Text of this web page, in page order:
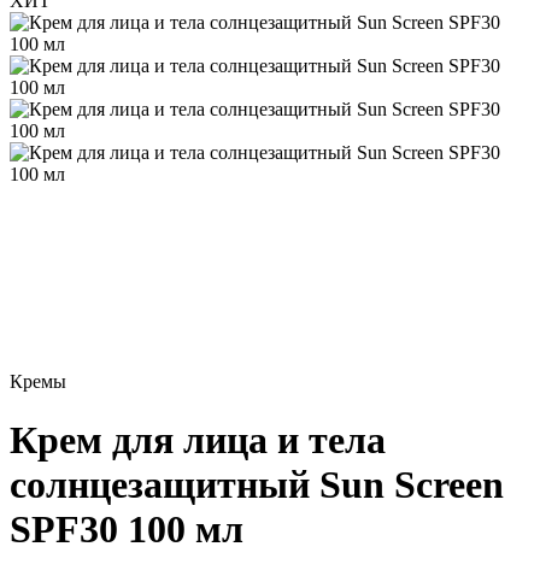
Кремы
Крем для лица и тела
солнцезащитный Sun Screen
SPF30 100 мл